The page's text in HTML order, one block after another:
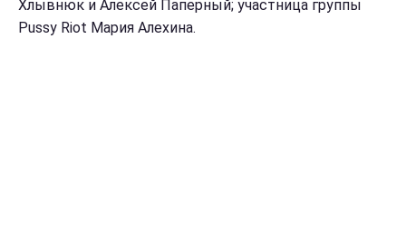
Хлывнюк и Алексей Паперный; участница группы
Pussy Riot Мария Алехина.